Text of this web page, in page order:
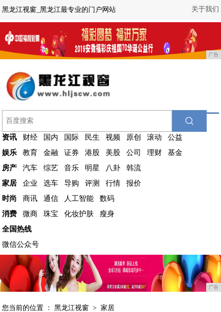
关于我们
黑龙江视窗_黑龙江最专业的门户网站
广告
资讯 财经 国内 国际 民生 视频 原创 滚动
公益
娱乐
教育 金融 证券 港股 美股 公司 理财
基金
房产
汽车 综艺 音乐 明星 八卦
韩流
家居
企业 选车 导购 评测 行情
报价
时尚
商讯 通信 人工智能
数码
消费
微商 珠宝 化妆护肤
瘦身
全国热线
微信公众号
广告
您当前的位置 ：黑龙江视窗 >家居